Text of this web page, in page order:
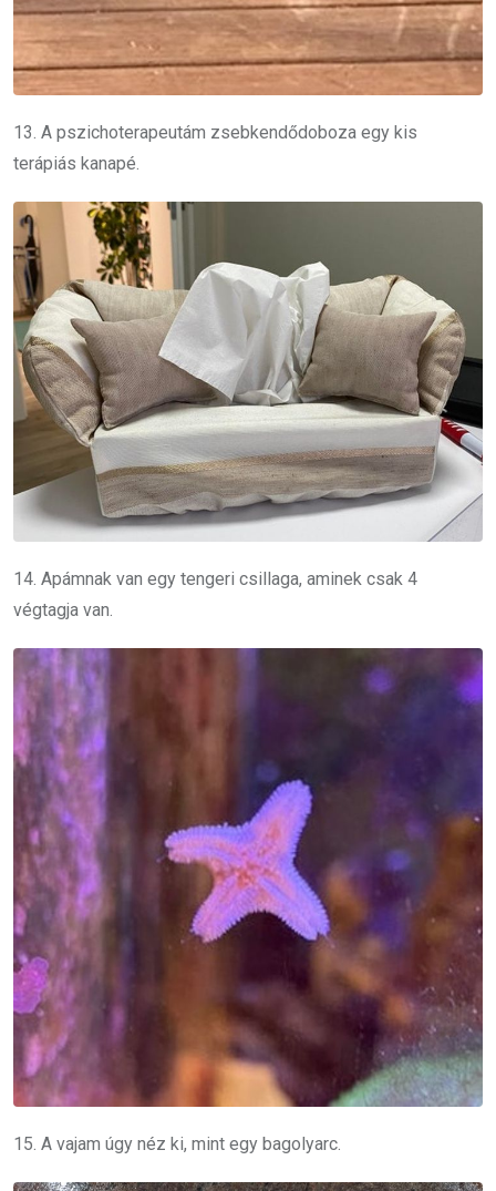
13. A pszichoterapeutám zsebkendődoboza egy kis
terápiás kanapé.
14. Apámnak van egy tengeri csillaga, aminek csak 4
végtagja van.
15. A vajam úgy néz ki, mint egy bagolyarc.